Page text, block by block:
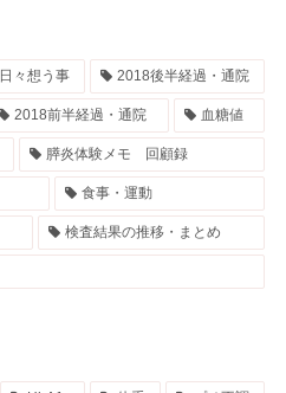
日々想う事 2018後半経過・通院
2018前半経過・通院 血糖値
膵炎体験メモ 回顧録
食事・運動
検査結果の推移・まとめ